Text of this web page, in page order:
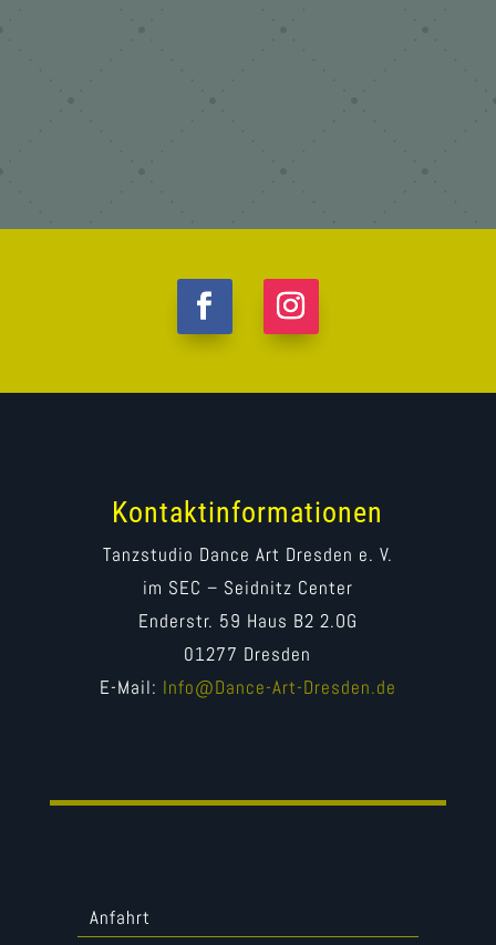
Kontaktinformationen
Tanzstudio Dance Art Dresden e. V.
im SEC – Seidnitz Center
Enderstr. 59 Haus B2 2.OG
01277 Dresden
E-Mail: Info@Dance-Art-Dresden.de
Anfahrt